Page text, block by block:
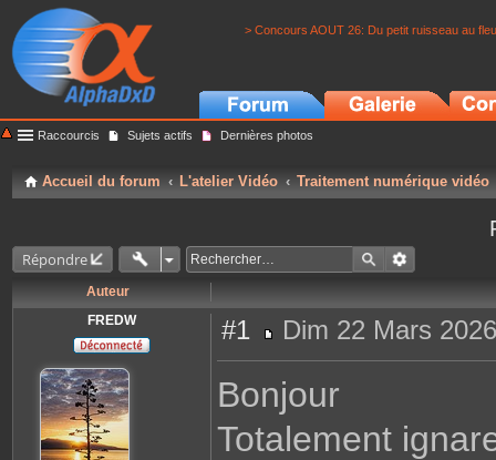
> Concours AOUT 26: Du petit ruisseau au
Raccourcis Sujets actifs Dernières photos
Accueil du forum L'atelier Vidéo Traitement numérique vidéo
Répondre
Auteur
FREDW
#1
e
g
Dim 22 Mars
Bonjour
Totalement